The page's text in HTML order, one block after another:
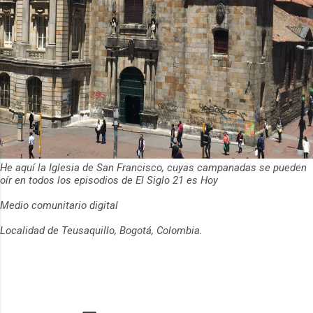
He aquí la Iglesia de San Francisco, cuyas campanadas se pueden
oír en todos los episodios de El Siglo 21 es Hoy
Medio comunitario digital
Localidad de Teusaquillo, Bogotá, Colombia.